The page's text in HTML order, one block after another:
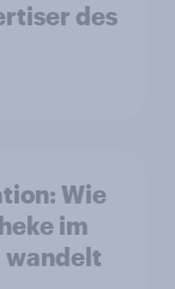
des
Wie
im
wandelt